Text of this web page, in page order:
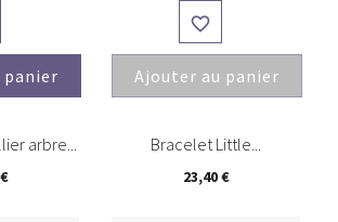
panier
arbre...

Ajouter au panier
Bracelet Little...
23,40 €